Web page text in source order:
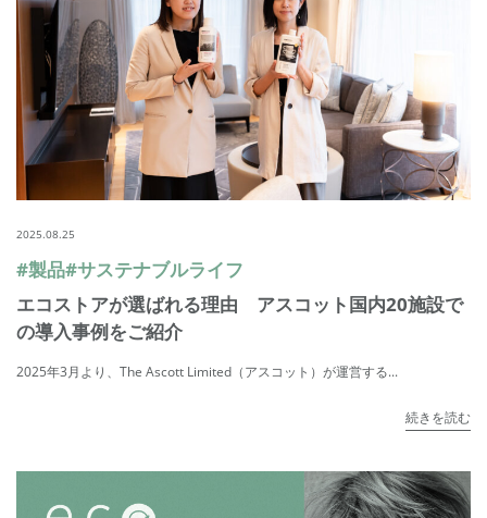
2025.08.25
#製品#サステナブルライフ
エコストアが選ばれる理由 アスコット国内20施設で
の導入事例をご紹介
2025年3月より、The Ascott Limited（アスコット）が運営する...
続きを読む